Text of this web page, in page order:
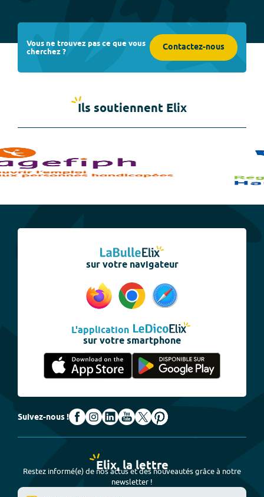
Vous ne trouvez pas ce que vous
cherchez ? Contactez-nous
Ils soutiennent Elix
sur votre navigateur
L'application
sur votre smartphone
Suivez-nous !
Elix, la lettre
Restez informé(e) de nos actus et des nouveautés grâce à notre
newsletter !